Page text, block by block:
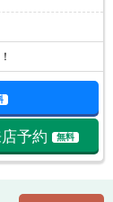
予約 無料